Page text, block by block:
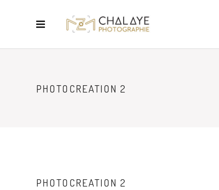
PHOTOCREATION 2
PHOTOCREATION 2